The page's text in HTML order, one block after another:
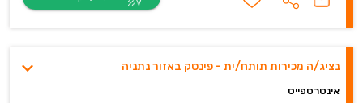
נציג/ה מכירות תותח/ית - פינטק באזור נתניה
אינטרספייס